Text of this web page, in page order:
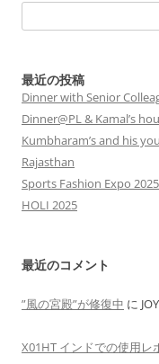
最近の投稿
Dinner with Senior
Dinner@PL & Kamal’s
Kumbharam’s and his
Rajasthan
Sports Fashion Expo
HOLI 2025
最近のコメント
”風の宮殿”が修復中 に
X01HT インドでの使用レ